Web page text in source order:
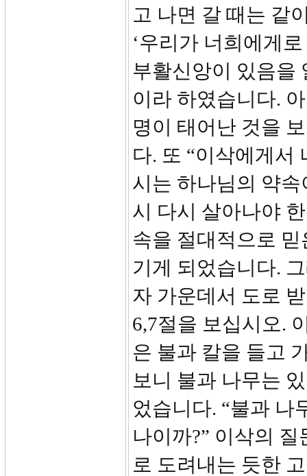
고 나면 갈 때는 같
‘우리가 너희에게
부활신앙이 있음을
이라 하였습니다.
명이 태어난 것을
다. 또 “이삭에게서
시는 하나님의 약
시 다시 살아나야
속을 절대적으로
기게 되었습니다.
자 가운데서 도로
6,7절을 보십시오.
은 불과 칼을 들고
보니 불과 나무는
었습니다. “불과 나
나이까?” 이삭의
로 도려내는 듯한